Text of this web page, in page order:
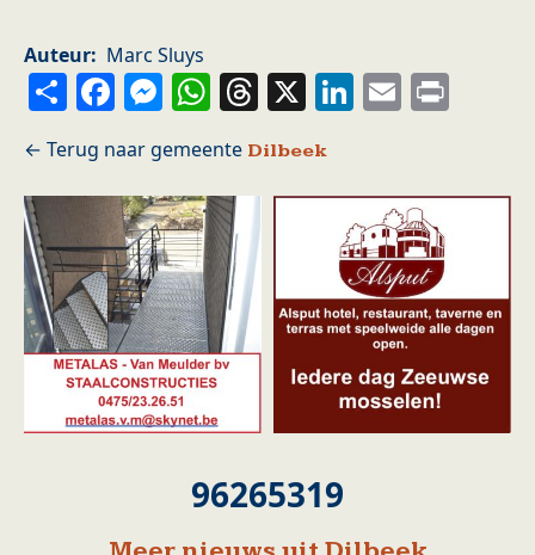
Auteur Marc Sluys
ShareFacebook
Messenger
WhatsApp
Threads
X LinkedIn
Email
Dilbeek
96265319